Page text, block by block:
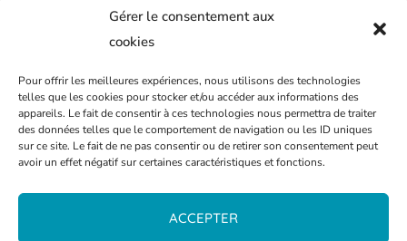
Gérer le consentement aux
cookies
Pour offrir les meilleures expériences, nous utilisons des technologies
telles que les cookies pour stocker et/ou accéder aux informations des
appareils. Le fait de consentir à ces technologies nous permettra de traiter
des données telles que le comportement de navigation ou les ID uniques
sur ce site. Le fait de ne pas consentir ou de retirer son consentement peut
avoir un effet négatif sur certaines caractéristiques et fonctions.
ACCEPTER
PLAN DE LA VILLE